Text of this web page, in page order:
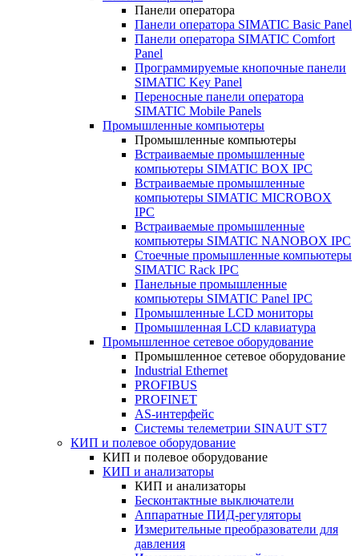
Панели оператора
Панели оператора SIMATIC Basic Panel
Панели оператора SIMATIC Comfort
Panel
Программируемые кнопочные панели
SIMATIC Key Panel
Переносные панели оператора
SIMATIC Mobile Panels
Промышленные компьютеры
Промышленные компьютеры
Встраиваемые промышленные
компьютеры SIMATIC BOX IPC
Встраиваемые промышленные
компьютеры SIMATIC MICROBOX
IPC
Встраиваемые промышленные
компьютеры SIMATIC NANOBOX IPC
Стоечные промышленные компьютеры
SIMATIC Rack IPC
Панельные промышленные
компьютеры SIMATIC Panel IPC
Промышленные LCD мониторы
Промышленная LCD клавиатура
Промышленное сетевое оборудование
Промышленное сетевое оборудование
Industrial Ethernet
PROFIBUS
PROFINET
AS-интерфейс
Системы телеметрии SINAUT ST7
КИП и полевое оборудование
КИП и полевое оборудование
КИП и анализаторы
КИП и анализаторы
Бесконтактные выключатели
Аппаратные ПИД-регуляторы
Измерительные преобразователи для
давления